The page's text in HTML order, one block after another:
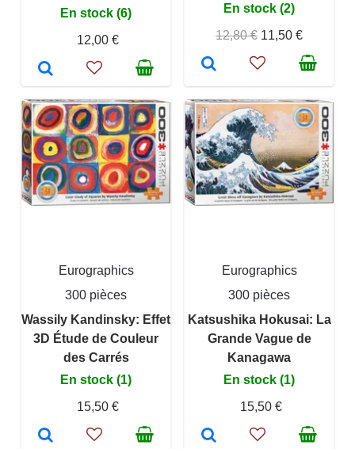
En stock (6)
12,00 €
En stock (2)
12,80 € 11,50 €
Eurographics
300 pièces
Wassily Kandinsky: Effet
3D Étude de Couleur
des Carrés
En stock (1)
15,50 €
Eurographics
300 pièces
Katsushika Hokusai: La
Grande Vague de
Kanagawa
En stock (1)
15,50 €